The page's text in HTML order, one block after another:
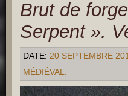
Brut de
Serpent ».
DATE: 20 SEPTEMBRE
MÉDIÉVAL.